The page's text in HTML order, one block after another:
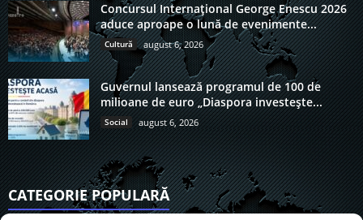
Concursul Internațional George Enescu 2026
aduce aproape o lună de evenimente...
Cultură august 6, 2026
Guvernul lansează programul de 100 de
milioane de euro „Diaspora investește...
Social august 6, 2026
CATEGORIE POPULARĂ